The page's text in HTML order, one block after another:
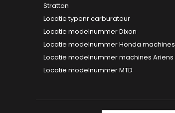
Stratton
Locatie typenr carburateur
Locatie modelnummer Dixon
Locatie modelnummer Honda machines
Locatie modelnummer machines Ariens
Locatie modelnummer MTD